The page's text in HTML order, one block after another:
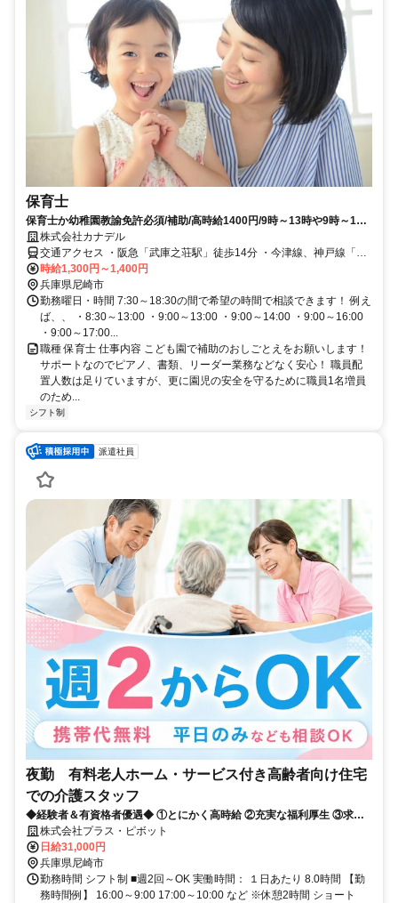
保育士
保育士か幼稚園教諭免許必須/補助/高時給1400円/9時～13時や9時～17
時など選べる/週3日から
株式会社カナデル
交通アクセス ・阪急「武庫之荘駅」徒歩14分 ・今津線、神戸線「西
宮北口駅」自転車で15分 ・「JR尼崎駅」からバス28分乗車～「武庫
庄」下車より徒歩9分 ※バイク自転車通勤可、車通勤相談可能です
時給1,300円～1,400円
兵庫県尼崎市
勤務曜日・時間 7:30～18:30の間で希望の時間で相談できます！ 例え
ば、、 ・8:30～13:00 ・9:00～13:00 ・9:00～14:00 ・9:00～16:00
・9:00～17:00...
職種 保育士 仕事内容 こども園で補助のおしごとえをお願いします！
サポートなのでピアノ、書類、リーダー業務などなく安心！ 職員配
置人数は足りていますが、更に園児の安全を守るために職員1名増員
のため...
シフト制
派遣社員
夜勤 有料老人ホーム・サービス付き高齢者向け住宅
での介護スタッフ
◆経験者＆有資格者優遇◆ ①とにかく高時給 ②充実な福利厚生 ③求人
数が豊富 だから現役の介護士から「+ホップ」が選ばれています！
株式会社プラス・ピボット
日給31,000円
兵庫県尼崎市
勤務時間 シフト制 ■週2回～OK 実働時間： １日あたり 8.0時間 【勤
務時間例】 16:00～9:00 17:00～10:00 など ※休憩2時間 ショート